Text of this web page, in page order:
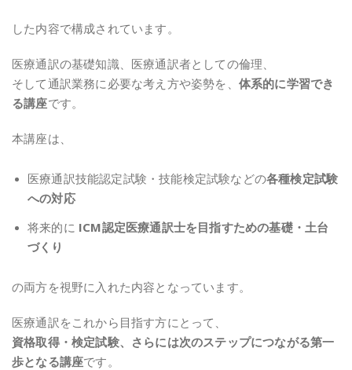
した内容で構成されています。
医療通訳の基礎知識、医療通訳者としての倫理、
そして通訳業務に必要な考え方や姿勢を、 体系的に学習でき
る講座です。
本講座は、
医療通訳技能認定試験・技能検定試験などの各種検定試験
への対応
将来的に ICM認定医療通訳士を目指すための基礎・土台
づくり
の両方を視野に入れた内容となっています。
医療通訳をこれから目指す方にとって、
資格取得・検定試験、さらには次のステップにつながる第一
歩となる講座です。